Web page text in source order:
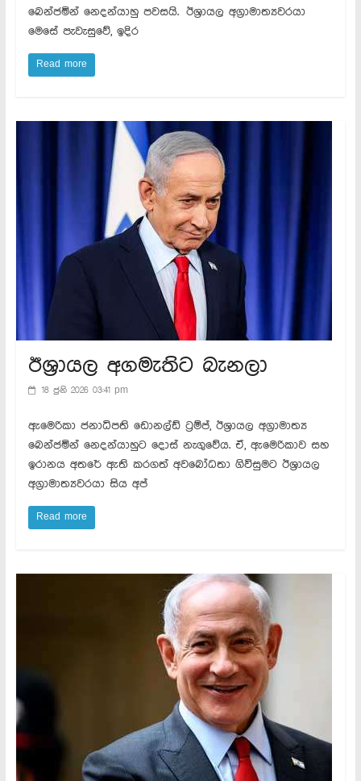
බෙන්ජමින් නෙදන්යාහු පවසයි. ඊශ්‍රායල අග්‍රාමාත්‍යවරයා
මෙසේ පැවැසුවේ, ඉදිර
Read more
ඊශ්‍රායල අගමැතිට බැනලා
18 ජුනි 2026 03:41 pm
ඇමෙරිකා ජනාධිපති ඩොනල්ඩ් ට්‍රම්ප්, ඊශ්‍රායල අග්‍රාමාත්‍ය
බෙන්ජමින් නෙදන්යාහුට දොස් නැගුවේය. ඒ, ඇමෙරිකාව සහ
ඉරානය අතරේ ඇති කරගත් අවබෝධතා ගිවිසුමට ඊශ්‍රායල
අග්‍රාමාත්‍යවරයා සිය අප්
Read more